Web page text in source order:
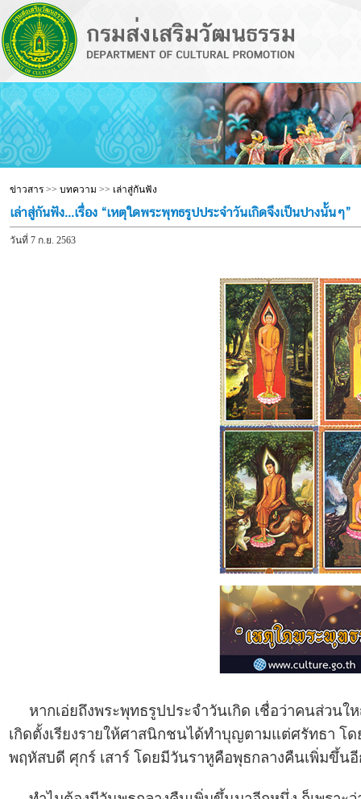
ข่าวสาร>> บทความ >> เล่าสู่กันฟัง
เล่าสู่กันฟัง...เรื่อง “เหตุใดพระพุทธรูปประจำวันเกิดจึงเป็นปางนั้นๆ”
วันที่ 7 ก.ย. 2563
หากเอ่ยถึงพระพุทธรูปประจำวันเกิด เชื่อว่าคนส่วนใ
เกิดตั้งเรียงรายให้ศาสนิกชนได้ทำบุญตามแต่ศรัทธา
พฤหัสบดี ศุกร์ เสาร์ โดยมีวันราหูคือพุธกลางคืนเพิ่มขึ้น